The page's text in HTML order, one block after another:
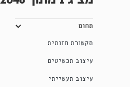
תחום
תקשורת חזותית
עיצוב תכשיטים
עיצוב תעשייתי